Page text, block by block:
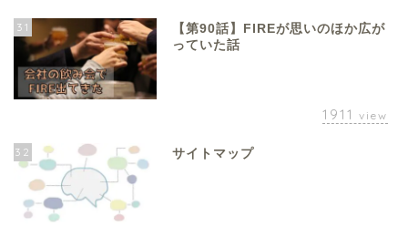
31
【第90話】FIREが思いのほか広が
っていた話
1911 view
32 サイトマップ